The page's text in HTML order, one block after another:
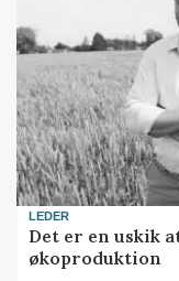
LEDER
Det er en uskik
økoproduktion